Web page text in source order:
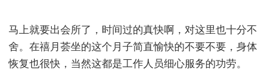
马上就要出会所了，时间过的真快啊，对这里也十分不
舍。在禧月荟坐的这个月子简直愉快的不要不要，身体
恢复也很快，当然这都是工作人员细心服务的功劳。